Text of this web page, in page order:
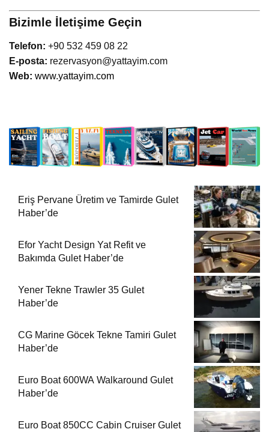
Bizimle İletişime Geçin
Telefon: +90 532 459 08 22
E-posta: rezervasyon@yattayim.com
Web: www.yattayim.com
Eriş Pervane Üretim ve Tamirde Gulet
Haber’de
Efor Yacht Design Yat Refit ve
Bakımda Gulet Haber’de
Yener Tekne Trawler 35 Gulet
Haber’de
CG Marine Göcek Tekne Tamiri Gulet
Haber’de
Euro Boat 600WA Walkaround Gulet
Haber’de
Euro Boat 850CC Cabin Cruiser Gulet